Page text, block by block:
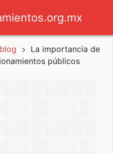
La importancia de
públicos